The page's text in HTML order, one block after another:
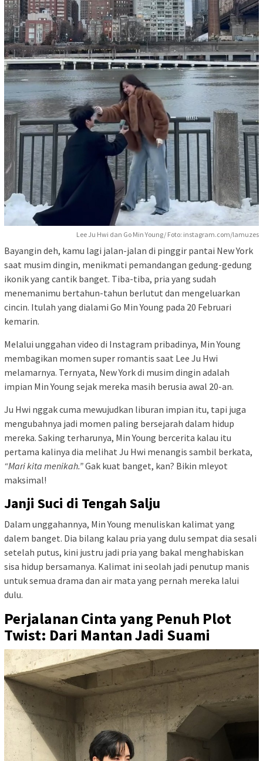
Lee Ju Hwi dan Go Min Young/ Foto: instagram.com/lamuzes
Bayangin deh, kamu lagi jalan-jalan di pinggir pantai New York
saat musim dingin, menikmati pemandangan gedung-gedung
ikonik yang cantik banget. Tiba-tiba, pria yang sudah
menemanimu bertahun-tahun berlutut dan mengeluarkan
cincin. Itulah yang dialami Go Min Young pada 20 Februari
kemarin.
Melalui unggahan video di Instagram pribadinya, Min Young
membagikan momen super romantis saat Lee Ju Hwi
melamarnya. Ternyata, New York di musim dingin adalah
impian Min Young sejak mereka masih berusia awal 20-an.
Ju Hwi nggak cuma mewujudkan liburan impian itu, tapi juga
mengubahnya jadi momen paling bersejarah dalam hidup
mereka. Saking terharunya, Min Young bercerita kalau itu
pertama kalinya dia melihat Ju Hwi menangis sambil berkata,
“Mari kita menikah.”Gak kuat banget, kan? Bikin mleyot
maksimal!
Janji Suci di Tengah Salju
Dalam unggahannya, Min Young menuliskan kalimat yang
dalem banget. Dia bilang kalau pria yang dulu sempat dia sesali
setelah putus, kini justru jadi pria yang bakal menghabiskan
sisa hidup bersamanya. Kalimat ini seolah jadi penutup manis
untuk semua drama dan air mata yang pernah mereka lalui
dulu.
Perjalanan Cinta yang Penuh Plot
Twist: Dari Mantan Jadi Suami